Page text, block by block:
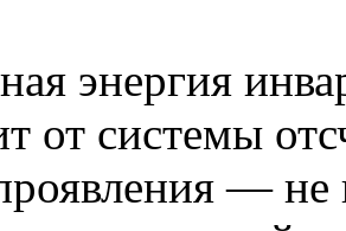
энергия
от системы
—